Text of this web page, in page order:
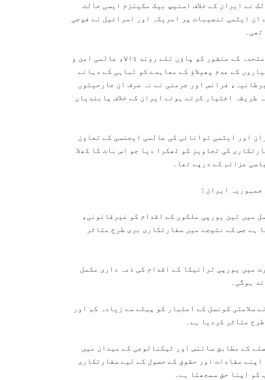
نے ایران کے خلاف اسنیپ بیک مکینزم ایسی حالت
ان ایٹمی تنصیبات پر امریکہ اور اسرائیل نے فوجی
کے منشور کو پاؤں تلے روند ڈالا، عالمی امن و
کے عدم پھیلاؤ کے معاہدے کو تباہی کے دہانے
فرانس اور جرمنی نے نہ صرف ان جارحیتوں
طریقہ اختیار کرتے ہوئے ایران کے خلاف پابندیاں
اور ایٹمی توانائی کی عالمی ایجنسی کے تعاون
کی تجاویز کو ٹھکرا دیا جو اس بات کا کھلا
عزائم کے درپے تھا۔
جمہوریہ ایران :
میں تین یورپی ملکوں کے اقدام کو غیرقانونی،
ہے جس کے نتیجے میں سفارتکاری بری طرح متاثر
میں یورپی ٹرائیکا کے اقدام کی ذمہ داری مکمل
ہوگی۔
سلامتی کونسل کے اعتبار کو پہلے سے زیادہ کم اور
متاثر کردیا ہے۔
کے مطابق سائنس اور ٹیکنالوجی کے میدان میں
مفادات اور حقوق کے حصول کے لیے سفارتکاری
کو اپنا حق سمجھتا ہے۔